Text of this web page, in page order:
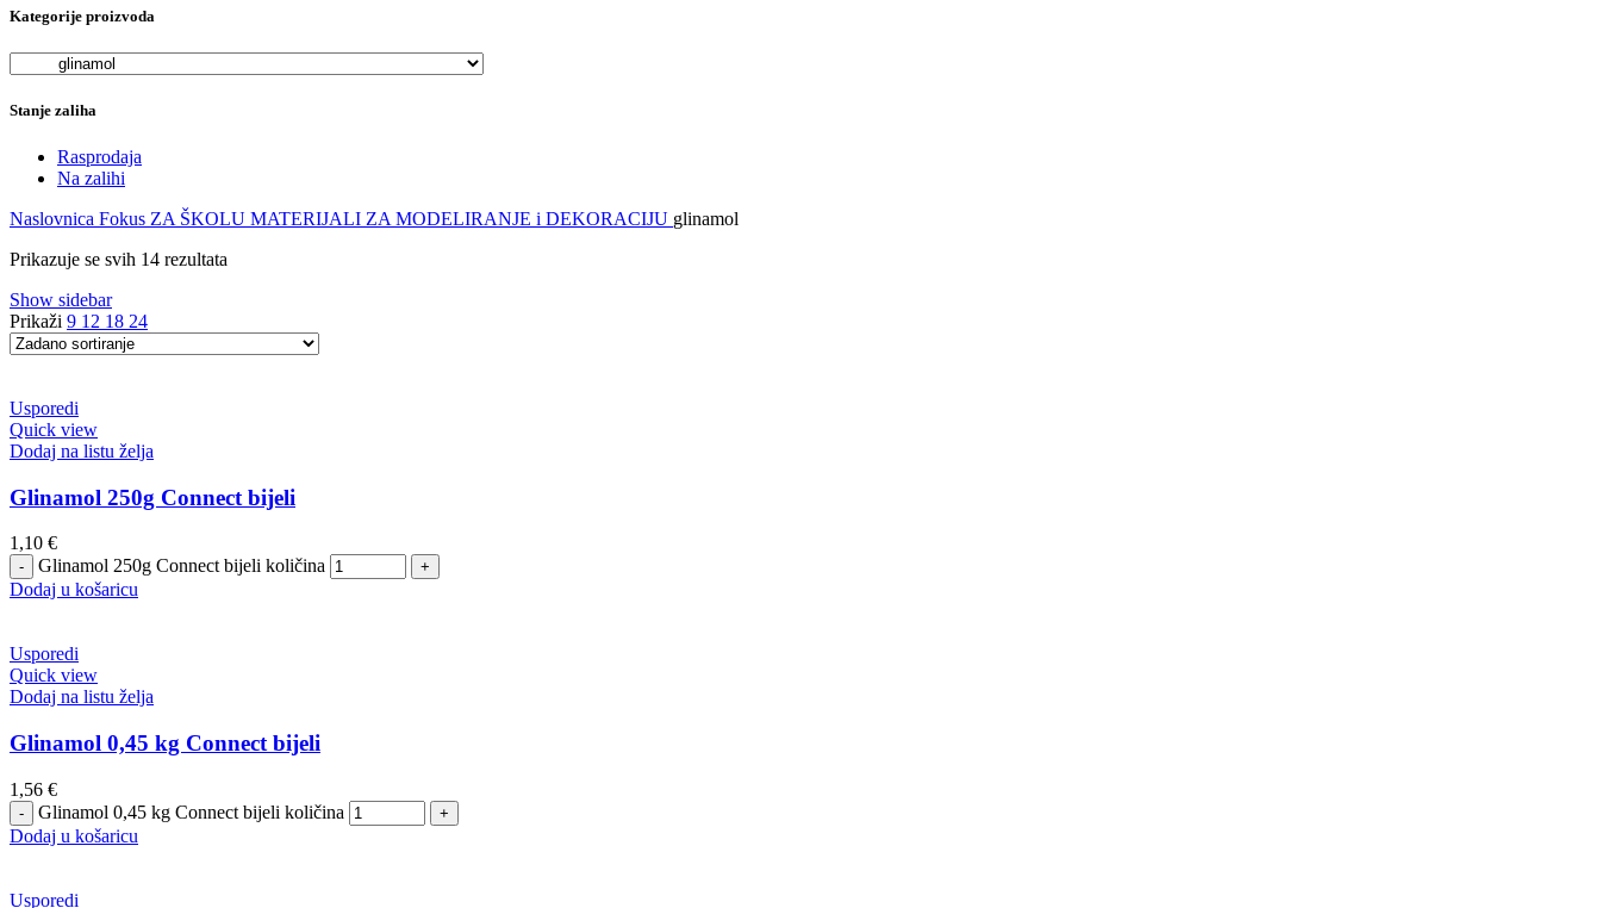
Kategorije proizvoda
Stanje zaliha
Rasprodaja
Na zalihi
Naslovnica Fokus ZA ŠKOLU MATERIJALI ZA MODELIRANJE i DEKORACIJU glinamol
Prikazuje se svih 14 rezultata
Show sidebar
Prikaži 9 12 18 24
Usporedi
Quick view
Dodaj na listu želja
Glinamol 250g Connect bijeli
1,10 €
Glinamol 250g Connect bijeli količina
Dodaj u košaricu
Usporedi
Quick view
Dodaj na listu želja
Glinamol 0,45 kg Connect bijeli
1,56 €
Glinamol 0,45 kg Connect bijeli količina
Dodaj u košaricu
Usporedi